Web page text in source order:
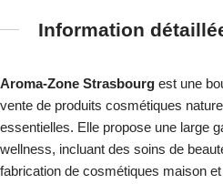
Information
Aroma-Zone Strasbourg est une
vente de produits cosmétiques
essentielles. Elle propose une large
wellness, incluant des soins de
fabrication de cosmétiques maison